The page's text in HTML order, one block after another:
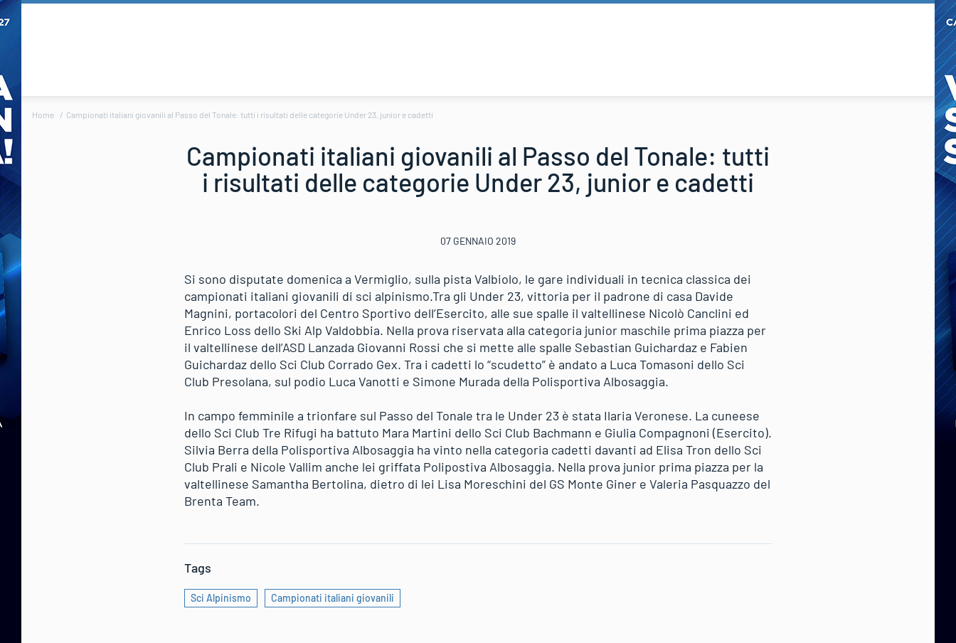
Home Campionati italiani giovanili al Passo del Tonale: tutti i risultati delle categorie Under 23, junior e cadetti
Campionati italiani giovanili al Passo del Tonale: tutti
i risultati delle categorie Under 23, junior e cadetti
07 GENNAIO 2019
Si sono disputate domenica a Vermiglio, sulla pista Valbiolo, le gare individuali in tecnica classica dei
campionati italiani giovanili di sci alpinismo.Tra gli Under 23, vittoria per il padrone di casa Davide
Magnini, portacolori del Centro Sportivo dell’Esercito, alle sue spalle il valtellinese Nicolò Canclini ed
Enrico Loss dello Ski Alp Valdobbia. Nella prova riservata alla categoria junior maschile prima piazza per
il valtellinese dell’ASD Lanzada Giovanni Rossi che si mette alle spalle Sebastian Guichardaz e Fabien
Guichardaz dello Sci Club Corrado Gex. Tra i cadetti lo “scudetto” è andato a Luca Tomasoni dello Sci
Club Presolana, sul podio Luca Vanotti e Simone Murada della Polisportiva Albosaggia.
In campo femminile a trionfare sul Passo del Tonale tra le Under 23 è stata Ilaria Veronese. La cuneese
dello Sci Club Tre Rifugi ha battuto Mara Martini dello Sci Club Bachmann e Giulia Compagnoni (Esercito).
Silvia Berra della Polisportiva Albosaggia ha vinto nella categoria cadetti davanti ad Elisa Tron dello Sci
Club Prali e Nicole Vallim anche lei griffata Polipostiva Albosaggia. Nella prova junior prima piazza per la
valtellinese Samantha Bertolina, dietro di lei Lisa Moreschini del GS Monte Giner e Valeria Pasquazzo del
Brenta Team.
Tags
Sci Alpinismo Campionati italiani giovanili